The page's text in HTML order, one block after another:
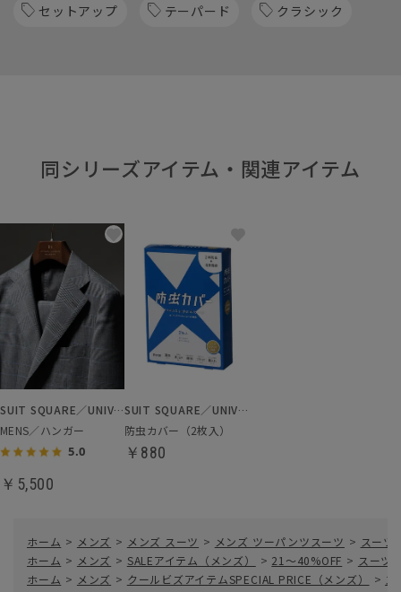
セットアップ テーパード クラシック
同シリーズアイテム・関連アイテム
SUIT SQUARE／UNIVERSAL LANGUAGE
MENS／ハンガー
5.0
￥5,500
SUIT SQUARE／UNIVERSAL LANGUAGE
防虫カバー（2枚入）
￥880
ホーム > メンズ > メンズ スーツ > メンズ ツーパンツスーツ > スーツ
ホーム > メンズ > SALEアイテム（メンズ） > 21～40%OFF > スーツ
ホーム > メンズ > クールビズアイテムSPECIAL PRICE（メンズ） > ス